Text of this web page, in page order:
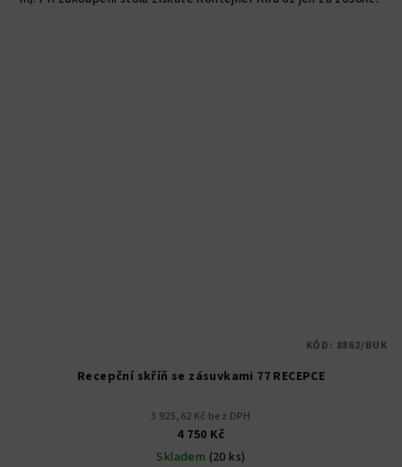
Recepční skříň se zásuvkami 77 RECEPCE
3 925,62 Kč bez DPH
4 750 Kč
Skladem (20 ks)
KÓD: 8862/BUK